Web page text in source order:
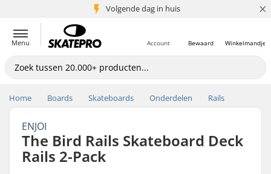
Volgende dag in huis
5+ mln. klanten ×
Menu Winkelmandje
Bewaard
Account
Home Boards Skateboards Onderdelen Rails
ENJOI
The Bird Rails Skateboard Deck
Rails 2-Pack